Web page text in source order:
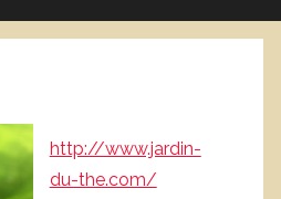
http://www.jardin-
du-the.com/